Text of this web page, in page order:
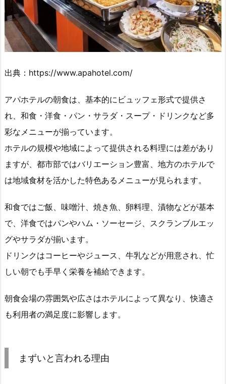
出典：https://www.apahotel.com/
アパホテルの朝食は、基本的にビュッフェ形式で提供さ
れ、和食・洋食・パン・サラダ・スープ・ドリンクなど多
彩なメニューが揃っています。
ホテルの規模や地域によって提供される料理には差があり
ますが、都市部ではバリエーション豊富、地方のホテルで
は地域食材を活かした特色あるメニューが見られます。
和食ではご飯、味噌汁、焼き魚、卵料理、漬物などが基本
で、洋食ではパンやハム・ソーセージ、スクランブルエッ
グやサラダが揃います。
ドリンクはコーヒーやジュース、牛乳などが用意され、忙
しい朝でも手早く栄養を補給できます。
朝食会場の雰囲気や広さはホテルによって異なり、快適さ
も利用者の満足度に影響します。
まずいと言われる理由